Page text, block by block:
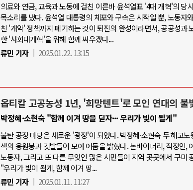
의료와 연금, 교육과 노동에 걸친 이른바 윤석열표 '4대 개혁'의 당
목소리를 냈다. 윤석열 대통령의 체포와 구속은 시작일 뿐, 노동자
친 '개악' 정책까지 폐기하는 것이 퇴진의 완성이라면서, 공공성과
한 '사회대개혁'을 위해 함께 싸우겠다...
류민 기자
2025.01.22. 13:15
옵티칼 고공농성 1년, '희망텐트'로 모인 연대의 불
박정혜·소현숙 "함께 이겨 땅을 딛자··· 우리가 빛이 될게"
불탄 공장 마당은 새로운 '광장'이 되었다. 박정혜·소현숙 두 해고
색의 응원봉과 깃발들이 모여 어둠을 밝혔다. 논바이너리, 직장인,
노동자, 그리고 또 다른 무엇인 많은 시민들이 지역 곳곳에서 구미
"우리가 빛이 될게, 함께 이겨 땅...
류민 기자
2025.01.11. 11:27